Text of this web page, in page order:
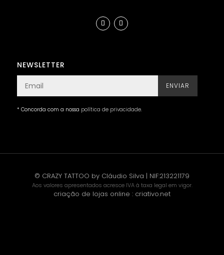
NEWSLETTER
ENVIAR
* Concorda com a nossa política de privacidade.
© CRAZY TATTOO by Cláudio Silva | NIF:213221179
Aos valores apresentados acresce IVA à taxa legal em vigor.
criação de lojas online : criativo.net